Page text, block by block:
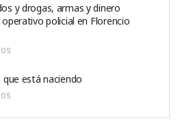
y drogas, armas y dinero
policial en Florencio
que está naciendo